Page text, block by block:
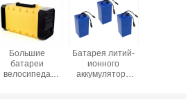
Большие
батареи
велосипеда
Батарея литий-
ионного
аккумулятора